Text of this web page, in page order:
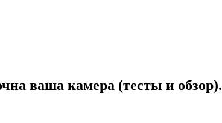
ваша камера (тесты и обзор).